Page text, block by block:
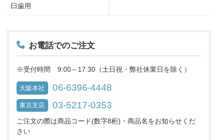
臼歯用
お電話でのご注文
※受付時間 9:00～17:30（土日祝・弊社休業日を除く）
大阪本社 06-6396-4448
東京支店 03-5217-0353
ご注文の際は商品コード(数字8桁)・商品名をお知らせくだ
さい